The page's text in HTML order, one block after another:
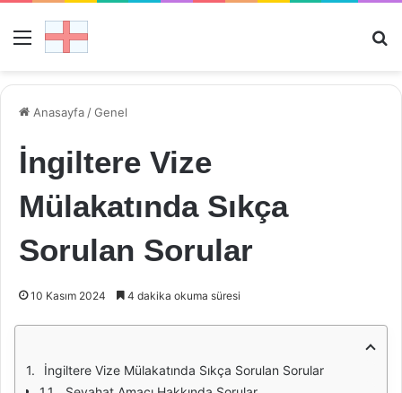
Menü
Anasayfa /Genel
İngiltere Vize
Mülakatında Sıkça
Sorulan Sorular
10 Kasım 2024 4 dakika okuma süresi
İngiltere Vize Mülakatında Sıkça Sorulan Sorular